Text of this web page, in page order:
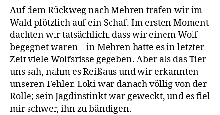
Auf dem Rückweg nach Mehren trafen wir im
Wald plötzlich auf ein Schaf. Im ersten Moment
dachten wir tatsächlich, dass wir einem Wolf
begegnet waren – in Mehren hatte es in letzter
Zeit viele Wolfsrisse gegeben. Aber als das Tier
uns sah, nahm es Reißaus und wir erkannten
unseren Fehler. Loki war danach völlig von der
Rolle; sein Jagdinstinkt war geweckt, und es fiel
mir schwer, ihn zu bändigen.